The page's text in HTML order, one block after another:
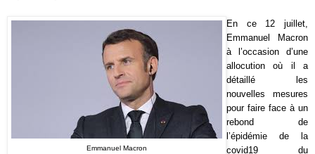
Emmanuel Macron
En ce 12 juillet,
Emmanuel Macron
à l’occasion d’une
allocution où il a
détaillé les
nouvelles mesures
pour faire face à un
rebond de
l’épidémie de la
covid19 du